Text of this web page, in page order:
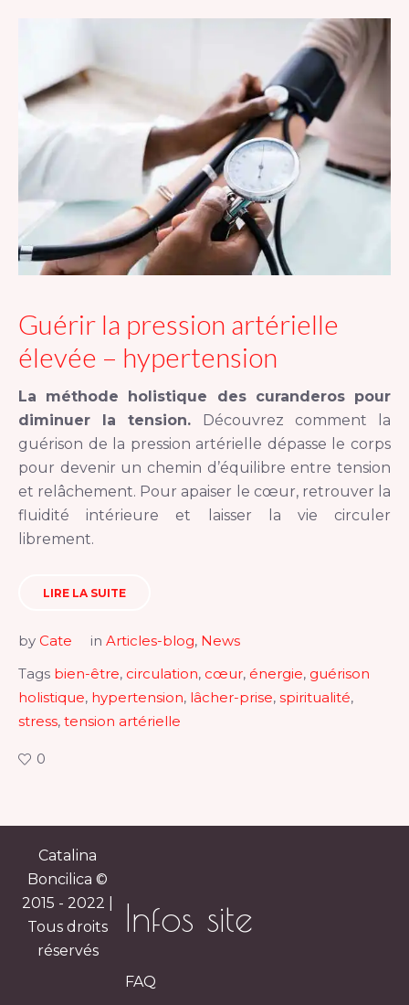
Guérir la pression artérielle
élevée – hypertension
La méthode holistique des curanderos pour
diminuer la tension.
Découvrez comment la
guérison de la pression artérielle dépasse le corps
pour devenir un chemin d’équilibre entre tension
et relâchement. Pour apaiser le cœur, retrouver la
fluidité intérieure et laisser la vie circuler
librement.
LIRE LA SUITE
by Cate in Articles-blog, News
Tags bien-être, circulation, cœur, énergie, guérison
holistique, hypertension, lâcher-prise, spiritualité,
stress, tension artérielle
0
Infos site
FAQ
Catalina
Boncilica ©
2015 - 2022 |
Tous droits
réservés